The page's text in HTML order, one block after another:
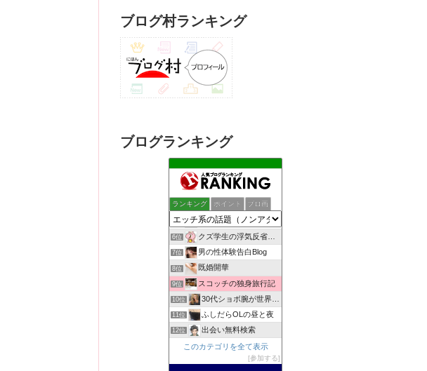
ブログ村ランキング
ブログランキング
ランキング ポイント ブロ画
2位 しっぽの練習帳
女子スポーツジャーナル
4位 一夜妻への想い
5位 ぼっち女のエロ事情 一人エッチをとことん楽しむアダルトブログ
6位 クズ学生の浮気反省日記
7位 男の性体験告白Blog
8位 既婚開華
9位 スコッチの独身旅行記
10位 30代ショボ腕が世界でナンパとフウゾクを楽しむブログ
11位 ふしだらOLの昼と夜
12位 出会い無料検索
13位 自慰依存症OLのオナニー体験告白ブログ
アウトロー式 超価値ある情報無料発信
このカテゴリを全て表示
参加する